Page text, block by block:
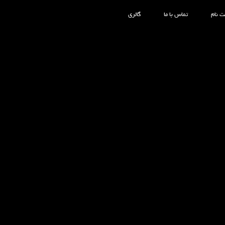
نام تماس با ما گالری